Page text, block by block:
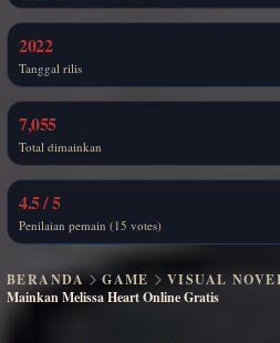
2022
Tanggal rilis
7,055
Total dimainkan
4.5 / 5
Penilaian pemain (15 votes)
BERANDA GAME
VISUAL
Mainkan Melissa Heart Online Gratis